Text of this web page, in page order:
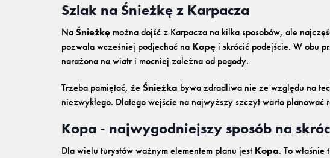
Szlak na Śnieżkę z Karpacza
NaŚnieżkę można dojść z Karpacza na kilka sposobów, ale
pozwala wcześniej podjechać na Kopęi skrócić podejście. W obu
narażona na wiatr i mocniej zależna od pogody.
Trzeba pamiętać, że Śnieżka bywa zdradliwa nie ze względu na
niezwykłego. Dlatego wejście na najwyższy szczyt warto
Kopa - najwygodniejszy sposób na
Dla wielu turystów ważnym elementem planu jest Kopa. To